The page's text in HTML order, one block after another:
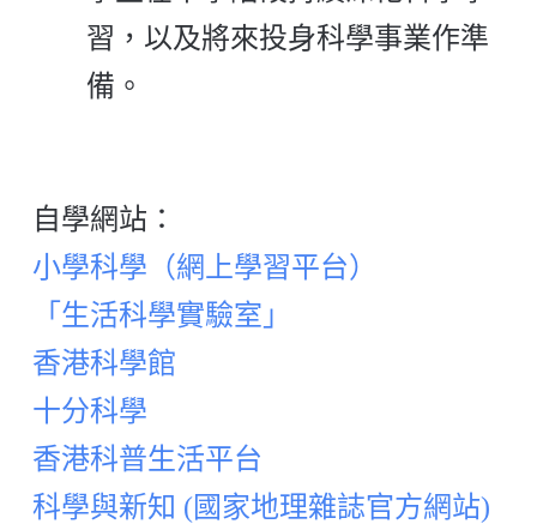
習，以及將來投身科學事業作準
備。
自學網站：
小學科學（網上學習平台）
「生活科學實驗室」
香港科學館
十分科學
香港科普生活平台
科學與新知 (國家地理雜誌官方網站)